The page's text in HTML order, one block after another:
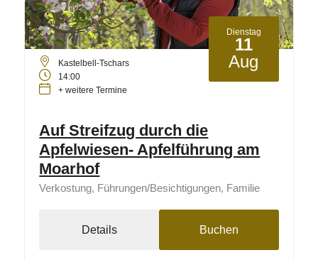
Dienstag
11
Aug
Kastelbell-Tschars
14:00
+ weitere Termine
Auf Streifzug durch die
Apfelwiesen- Apfelführung am
Moarhof
Verkostung, Führungen/Besichtigungen, Familie
Details Buchen